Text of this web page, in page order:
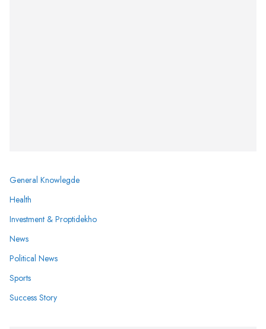
General Knowlegde
Health
Investment & Proptidekho
News
Political News
Sports
Success Story